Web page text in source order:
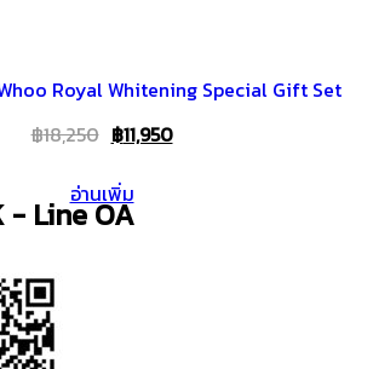
Royal Whitening Special Gift Set
฿18,250 Original
was:
฿18,250.
฿11,950Current
อ่านเพิ่ม
- Line OA